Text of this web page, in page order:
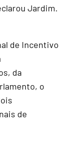
Jardim.
de Incentivo
da
o
de